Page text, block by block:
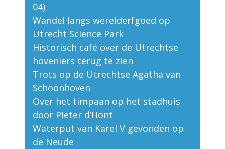
04)
Wandel langs werelderfgoed op
Utrecht Science Park
Historisch café over de Utrechtse
hoveniers terug te zien
Trots op de Utrechtse Agatha van
Schoonhoven
Over het timpaan op het stadhuis
door Pieter d’Hont
Waterput van Karel V gevonden op
de Neude